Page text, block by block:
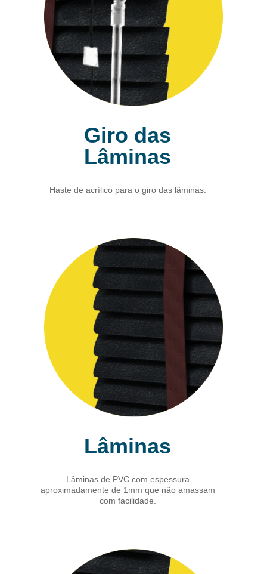
Giro das
Lâminas
Haste de acrílico para o giro das lâminas.
Lâminas
Lâminas de PVC com espessura
aproximadamente de 1mm que não amassam
com facilidade.